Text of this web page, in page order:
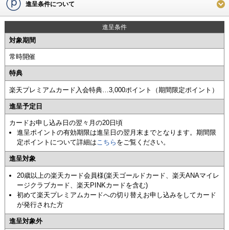
進呈条件について
進呈条件
対象期間
常時開催
特典
楽天プレミアムカード入会特典…3,000ポイント（期間限定ポイント）
進呈予定日
カードお申し込み日の翌々月の20日頃
進呈ポイントの有効期限は進呈日の翌月末までとなります。期間限
定ポイントについて詳細はこちら をご覧ください。
進呈対象
20歳以上の楽天カード会員様(楽天ゴールドカード、楽天ANAマイレ
ージクラブカード、楽天PINKカードを含む)
初めて楽天プレミアムカードへの切り替えお申し込みをしてカード
が発行された方
進呈対象外